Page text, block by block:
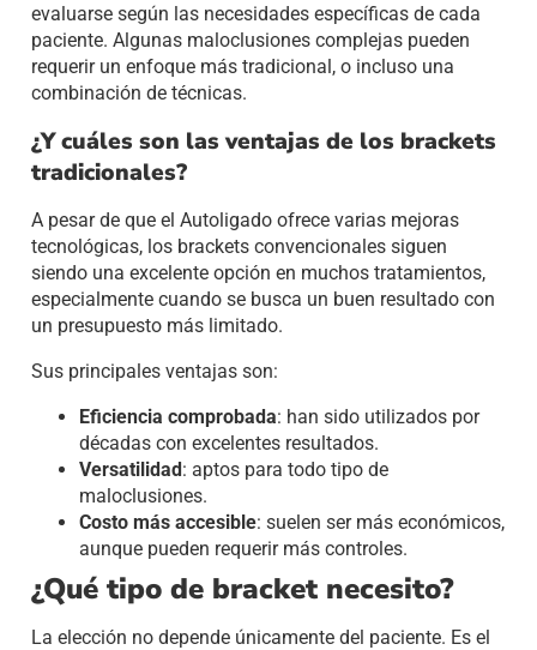
evaluarse según las necesidades específicas de cada
paciente. Algunas maloclusiones complejas pueden
requerir un enfoque más tradicional, o incluso una
combinación de técnicas.
¿Y cuáles son las ventajas de los brackets
tradicionales?
A pesar de que el Autoligado ofrece varias mejoras
tecnológicas, los brackets convencionales siguen
siendo una excelente opción en muchos tratamientos,
especialmente cuando se busca un buen resultado con
un presupuesto más limitado.
Sus principales ventajas son:
Eficiencia comprobada: han sido utilizados por
décadas con excelentes resultados.
Versatilidad: aptos para todo tipo de
maloclusiones.
Costo más accesible: suelen ser más económicos,
aunque pueden requerir más controles.
¿Qué tipo de bracket necesito?
La elección no depende únicamente del paciente. Es el